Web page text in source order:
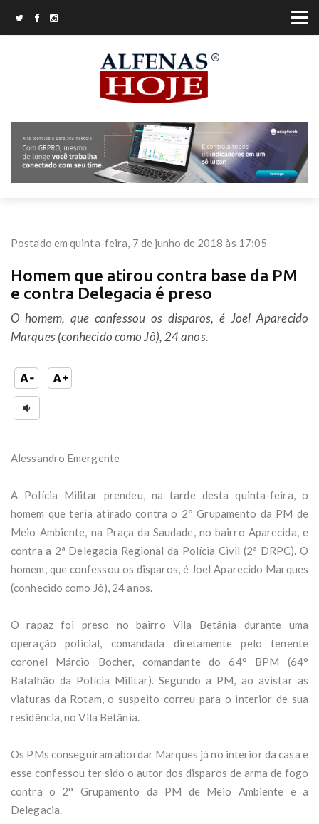
Postado em quinta-feira, 7 de junho de 2018 às 17:05
Homem que atirou contra base da PM
e contra Delegacia é preso
O homem, que confessou os disparos, é Joel Aparecido
Marques (conhecido como Jô), 24 anos.
Alessandro Emergente
A Polícia Militar prendeu, na tarde desta quinta-feira, o
homem que teria atirado contra o 2° Grupamento da PM de
Meio Ambiente, na Praça da Saudade, no bairro Aparecida, e
contra a 2ª Delegacia Regional da Polícia Civil (2ª DRPC). O
homem, que confessou os disparos, é Joel Aparecido Marques
(conhecido como Jô), 24 anos.
O rapaz foi preso no bairro Vila Betânia durante uma
operação policial, comandada diretamente pelo tenente
coronel Márcio Bocher, comandante do 64° BPM (64°
Batalhão da Polícia Militar). Segundo a PM, ao avistar as
viaturas da Rotam, o suspeito correu para o interior de sua
residência, no Vila Betânia.
Os PMs conseguiram abordar Marques já no interior da casa e
esse confessou ter sido o autor dos disparos de arma de fogo
contra o 2° Grupamento da PM de Meio Ambiente e a
Delegacia.